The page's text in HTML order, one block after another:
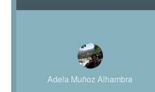
Adela Muñoz Alhambra